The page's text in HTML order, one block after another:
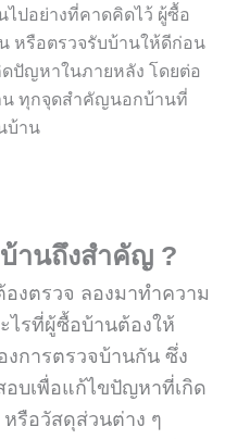
ปอย่างที่คาดคิดไว้ ผู้ซื้อ
หรือตรวจรับบ้านให้ดีก่อน
ดปัญหาในภายหลัง โดยต่อ
น ทุกจุดสำคัญนอกบ้านที่
บ้าน
านถึงสำคัญ ?
งตรวจ ลองมาทำความ
ไรที่ผู้ซื้อบ้านต้องให้
การตรวจบ้านกัน ซึ่ง
บเพื่อแก้ไขปัญหาที่เกิด
รือวัสดุส่วนต่าง ๆ